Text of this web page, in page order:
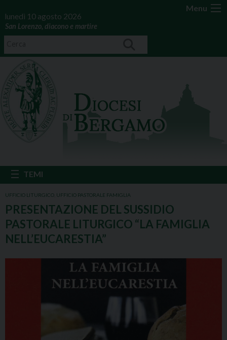
Menu
lunedì 10 agosto 2026
San Lorenzo, diacono e martire
UFFICIO LITURGICO UFFICIO PASTORALE FAMIGLIA
PRESENTAZIONE DEL SUSSIDIO
PASTORALE LITURGICO “LA FAMIGLIA
NELL’EUCARESTIA”